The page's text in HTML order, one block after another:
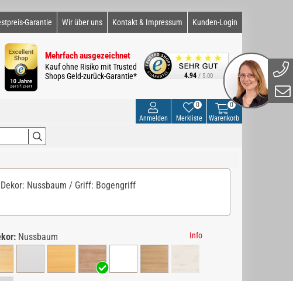
Garantie Wir über uns Kontakt & Impressum Kunden-Login
Mehrfach ausgezeichnet
Kauf ohne Risiko mit Trusted
Shops Geld-zurück-Garantie*
4.94 / 5.00
0
Warenkorb
Merkliste
0
Anmelden
Nussbaum / Griff: Bogengriff
Nussbaum Info